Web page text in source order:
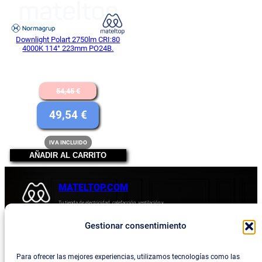
Gestionar consentimiento
Para ofrecer las mejores experiencias, utilizamos tecnologías como las
Downlight Polart 2750lm CRI:80
4000K 114° 223mm PO24B.
54,45€
El
precio
original
era:
54,45 €.
49,54 €
El
precio
actual
es:
49,54 €.
IVA INCLUIDO
AÑADIR AL CARRITO
MATELTOP.COM
Tu tienda de electricidad, calefacción, ventilación y
Privacidad
Política de devoluciones y reembolsos